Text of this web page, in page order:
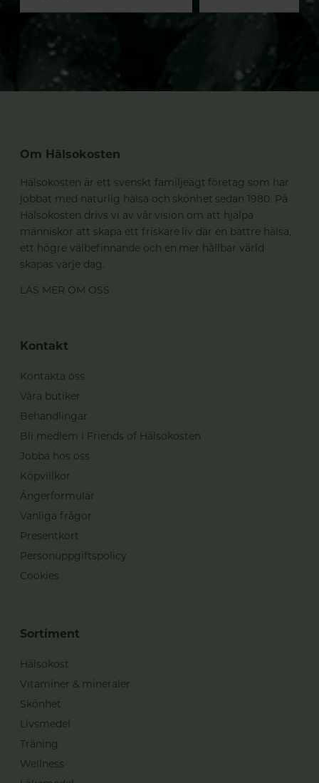
Om Hälsokosten
Hälsokosten är ett svenskt familjeägt företag som har
jobbat med naturlig hälsa och skönhet sedan 1980. På
Hälsokosten drivs vi av vår vision om att hjälpa
människor att skapa ett friskare liv där en bättre hälsa,
ett högre välbefinnande och en mer hållbar värld
skapas varje dag.
LÄS MER OM OSS
Kontakt
Kontakta oss
Våra butiker
Behandlingar
Bli medlem i Friends of Hälsokosten
Jobba hos oss
Köpvillkor
Ångerformulär
Vanliga frågor
Presentkort
Personuppgiftspolicy
Cookies
Sortiment
Hälsokost
Vitaminer & mineraler
Skönhet
Livsmedel
Träning
Wellness